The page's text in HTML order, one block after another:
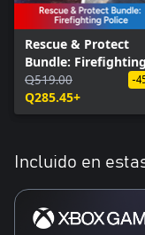
Rescue & Protect
Bundle: Firefighting
Police
Q519.00
Q285.45+
-
Incluido en